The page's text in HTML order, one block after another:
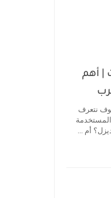
| أهم
نتعرف
أم ...